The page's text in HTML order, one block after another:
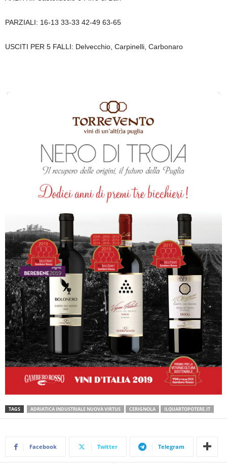
PARZIALI: 16-13 33-33 42-49 63-65
USCITI PER 5 FALLI: Delvecchio, Carpinelli, Carbonaro
TAGS ADRIATICA INDUSTRIALE NUOVA VIRTUS CERIGNOLA ILQUARTOPOTERE.IT
Facebook Twitter Telegram